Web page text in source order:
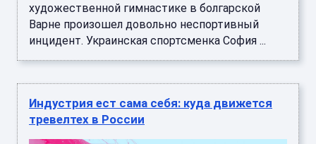
художественной гимнастике в болгарской
Варне произошел довольно неспортивный
инцидент. Украинская спортсменка София ...
Индустрия ест сама себя: куда движется
тревелтех в России